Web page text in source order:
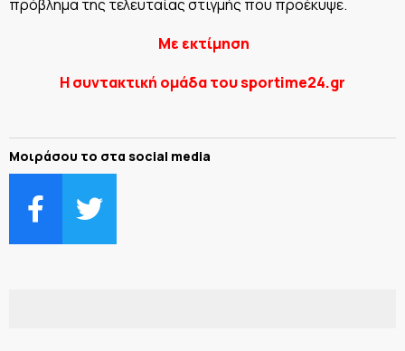
πρόβλημα της τελευταίας στιγμής που προέκυψε.
Με εκτίμηση
Η συντακτική ομάδα του sportime24.gr
Μοιράσου το στα social media